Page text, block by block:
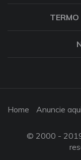
Home Anuncie aqui
© 2000 - 2019